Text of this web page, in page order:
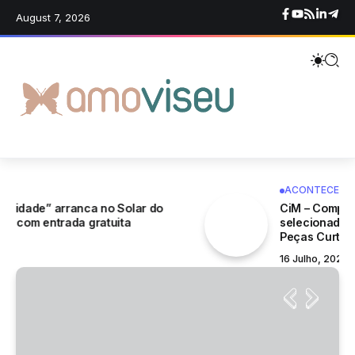
August 7, 2026
CiM – Companhia de Dança e João Cardoso
selecionados para a WARM-UP – Noites de